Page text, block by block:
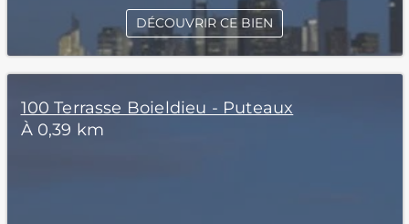
DÉCOUVRIR CE BIEN
100 Terrasse Boieldieu - Puteaux
À 0,39 km